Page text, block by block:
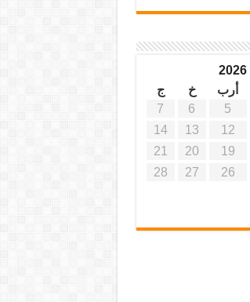
أرب خ
ج
5
6
7
12
13
14
19
20
21
26
27
28